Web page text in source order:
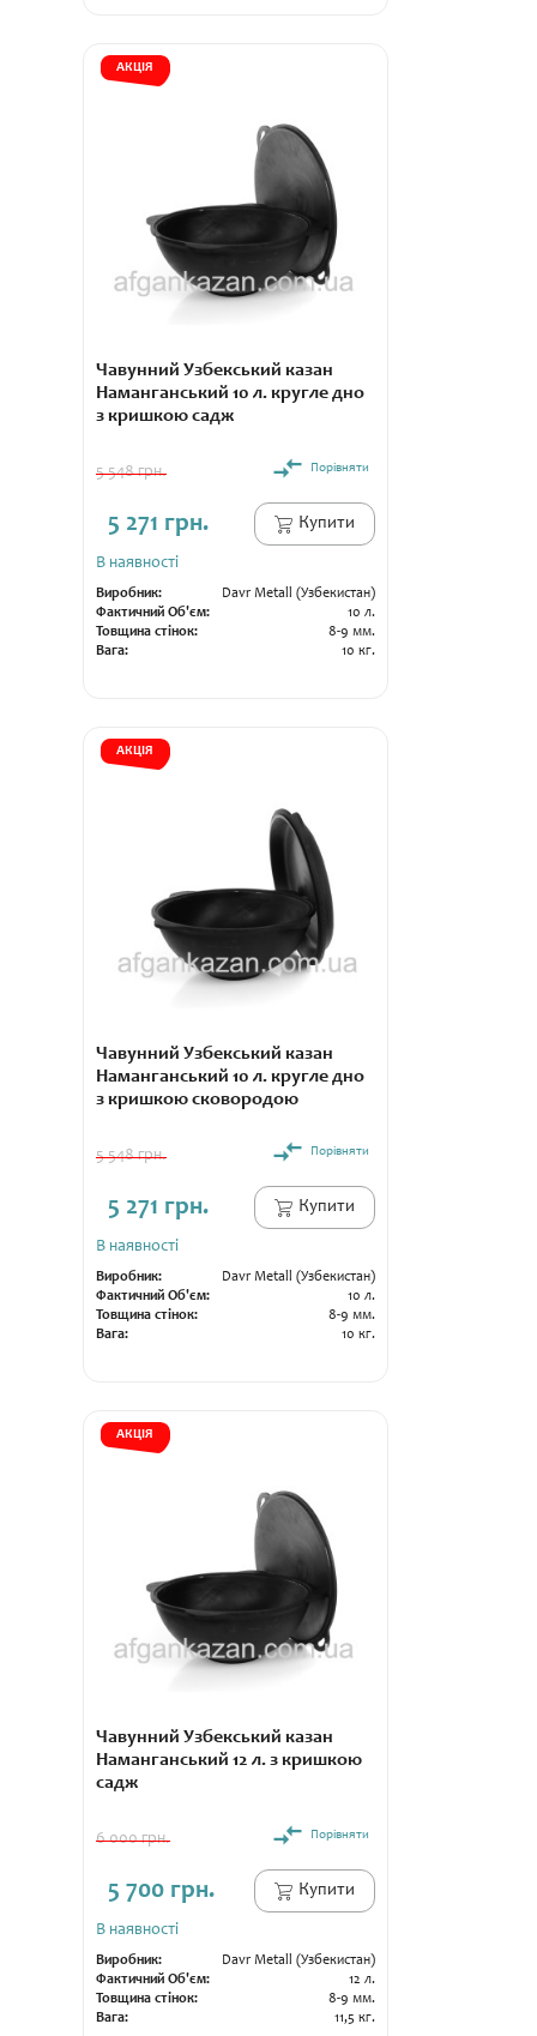
АКЦІЯ
Чавунний Узбекський казан
Наманганський 10 л. кругле дно
з кришкою садж
5 548 грн. Порівняти
5 271 грн. Купити
В наявності
Виробник:
Davr Metall (Узбекистан)
Фактичний Об'єм:
10 л.
Товщина стінок:
8-9 мм.
Вага:
10 кг.
АКЦІЯ
Чавунний Узбекський казан
Наманганський 10 л. кругле дно
з кришкою сковородою
5 548 грн. Порівняти
5 271 грн. Купити
В наявності
Виробник:
Davr Metall (Узбекистан)
Фактичний Об'єм:
10 л.
Товщина стінок:
8-9 мм.
Вага:
10 кг.
АКЦІЯ
Чавунний Узбекський казан
Наманганський 12 л. з кришкою
садж
6 000 грн. Порівняти
5 700 грн. Купити
В наявності
Виробник:
Davr Metall (Узбекистан)
Фактичний Об'єм:
12 л.
Товщина стінок:
8-9 мм.
Вага:
11,5 кг.